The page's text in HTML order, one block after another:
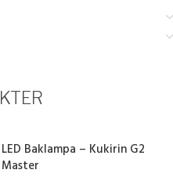
LED Baklampa – Kukirin G2
Master